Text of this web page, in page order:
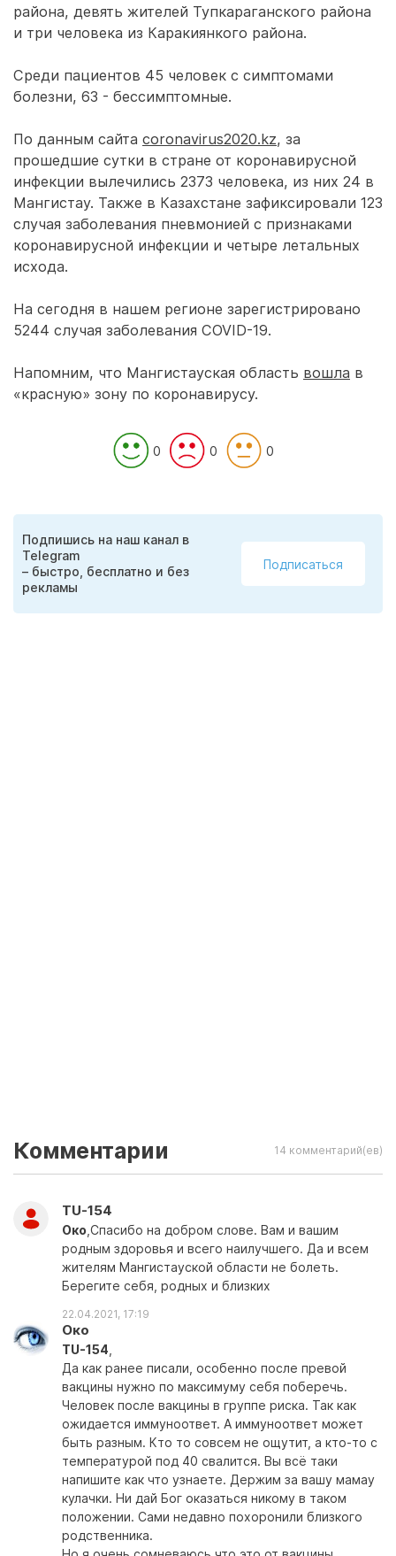
района, девять жителей Тупкараганского района
и три человека из Каракиянкого района.
Среди пациентов 45 человек с симптомами
болезни, 63 - бессимптомные.
По данным сайта coronavirus2020.kz, за
прошедшие сутки в стране от коронавирусной
инфекции вылечились 2373 человека, из них 24 в
Мангистау. Также в Казахстане зафиксировали 123
случая заболевания пневмонией с признаками
коронавирусной инфекции и четыре летальных
исхода.
На сегодня в нашем регионе зарегистрировано
5244 случая заболевания COVID-19.
Напомним, что Мангистауская область вошла в
«красную» зону по коронавирусу.
0 0 0
Подпишись на наш канал в
Telegram
– быстро, бесплатно и без
рекламы
Подписаться
Комментарии 14 комментарий(ев)
TU-154
Око ,Спасибо на добром слове. Вам и вашим
родным здоровья и всего наилучшего. Да и всем
жителям Мангистауской области не болеть.
Берегите себя, родных и близких
22.04.2021, 17:19
Око
TU-154
Да как ранее писали, особенно после превой
вакцины нужно по максимуму себя поберечь.
Человек после вакцины в группе риска. Так как
ожидается иммуноответ. А иммуноответ может
быть разным. Кто то совсем не ощутит, а кто-то с
температурой под 40 свалится. Вы всё таки
напишите как что узнаете. Держим за вашу мамау
кулачки. Ни дай Бог оказаться никому в таком
положении. Сами недавно похоронили близкого
родственника.